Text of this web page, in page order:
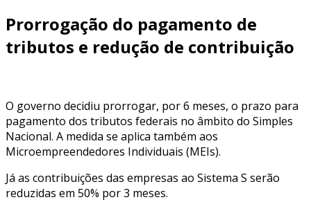
Prorrogação do pagamento de
tributos e redução de contribuição
O governo decidiu prorrogar, por 6 meses, o prazo para
pagamento dos tributos federais no âmbito do Simples
Nacional. A medida se aplica também aos
Microempreendedores Individuais (MEIs).
Já as contribuições das empresas ao Sistema S serão
reduzidas em 50% por 3 meses.